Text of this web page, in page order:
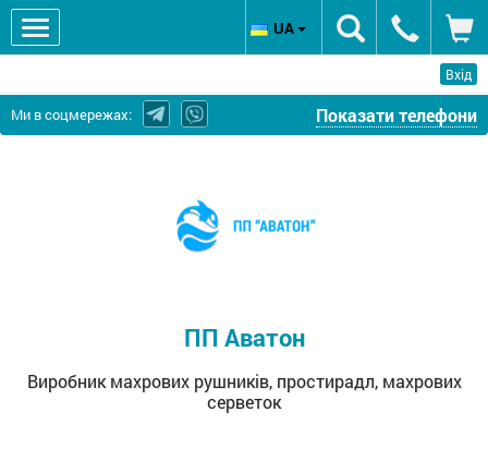
Вхід
Ми в соцмережах: Показати телефони
серветок
ПП Аватон
Виробник махрових рушників, простирадл, махрових
серветок
UA